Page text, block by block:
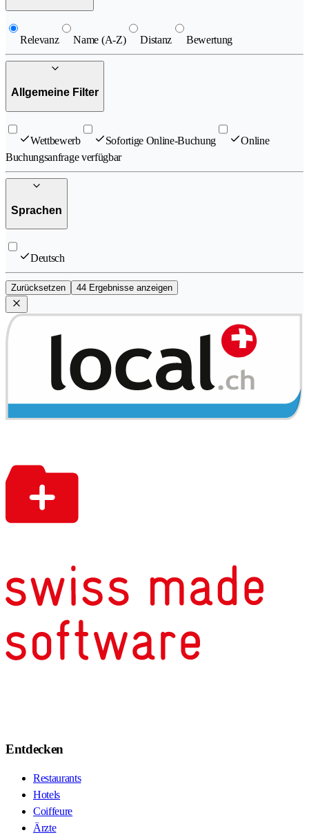
Relevanz Name (A-Z) Distanz Bewertung
Allgemeine Filter
Wettbewerb Sofortige Online-Buchung
Online
Buchungsanfrage verfügbar
Sprachen
Deutsch
Zurücksetzen 44 Ergebnisse anzeigen
Entdecken
Restaurants
Hotels
Coiffeure
Ärzte